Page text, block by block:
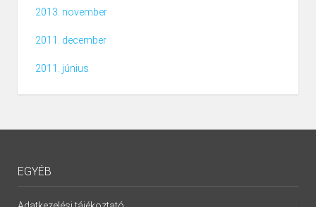
2013. november
2011. december
2011. június
EGYÉB